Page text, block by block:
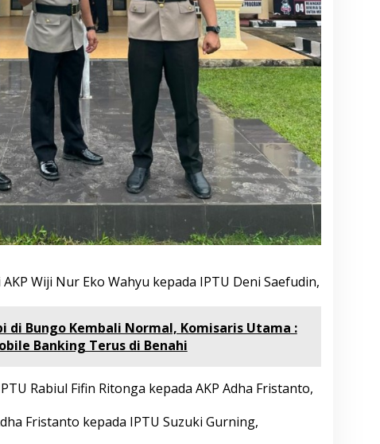
Wiji Nur Eko Wahyu kepada IPTU Deni Saefudin,
di Bungo Kembali Normal, Komisaris Utama :
Banking Terus di Benahi
Rabiul Fifin Ritonga kepada AKP Adha Fristanto,
Fristanto kepada IPTU Suzuki Gurning,